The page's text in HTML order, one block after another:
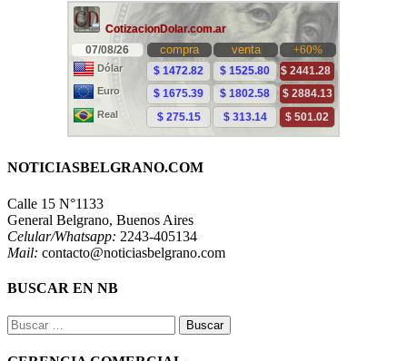
NOTICIASBELGRANO.COM
Calle 15 N°1133
General Belgrano, Buenos Aires
Celular/Whatsapp: 2243-405134
Mail: contacto@noticiasbelgrano.com
BUSCAR EN NB
Buscar: